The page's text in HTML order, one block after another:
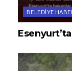
BELEDIYE